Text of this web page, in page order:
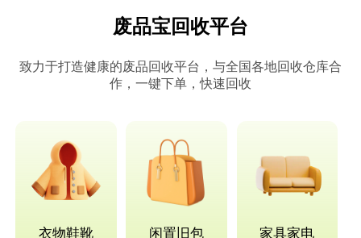
废品宝回收平台
致力于打造健康的废品回收平台，与全国各地回收仓库合
作，一键下单，快速回收
衣物鞋靴 闲置旧包 家具家电